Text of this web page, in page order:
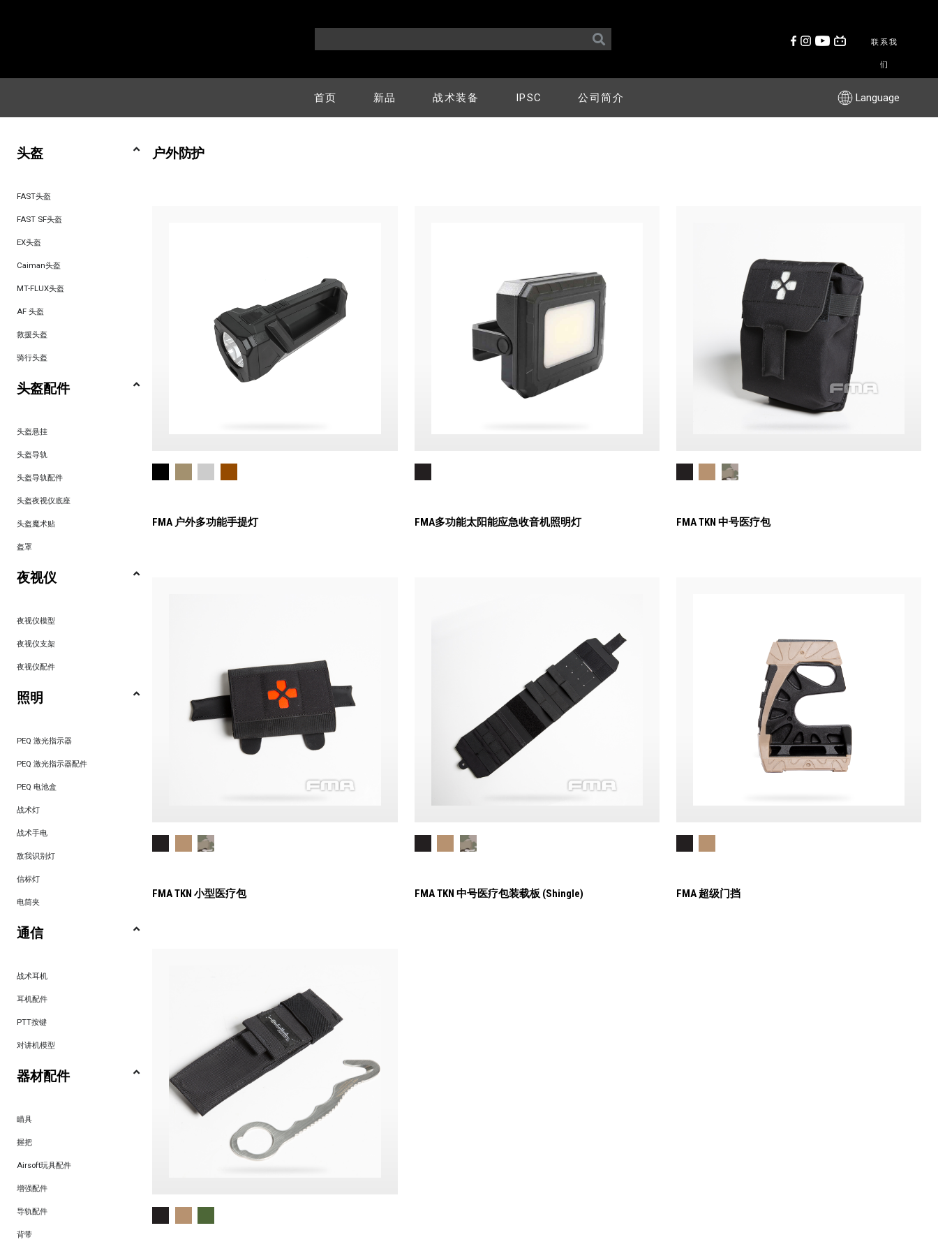
联系我
们
首页 新品 战术装备 IPSC 公司简介 Language
头盔
FAST头盔
FAST SF头盔
EX头盔
Caiman头盔
MT-FLUX头盔
AF 头盔
救援头盔
骑行头盔
头盔配件
头盔悬挂
头盔导轨
头盔导轨配件
头盔夜视仪底座
头盔魔术贴
盔罩
夜视仪
夜视仪模型
夜视仪支架
夜视仪配件
照明
PEQ 激光指示器
PEQ 激光指示器配件
PEQ 电池盒
战术灯
战术手电
敌我识别灯
信标灯
电筒夹
通信
战术耳机
耳机配件
PTT按键
对讲机模型
器材配件
瞄具
握把
Airsoft玩具配件
增强配件
导轨配件
背带
户外防护
FMA 户外多功能手提灯 FMA多功能太阳能应急收音机照明灯 FMA TKN 中号医疗包
FMA TKN 小型医疗包 FMA TKN 中号医疗包装载板 (Shingle) FMA 超级门挡